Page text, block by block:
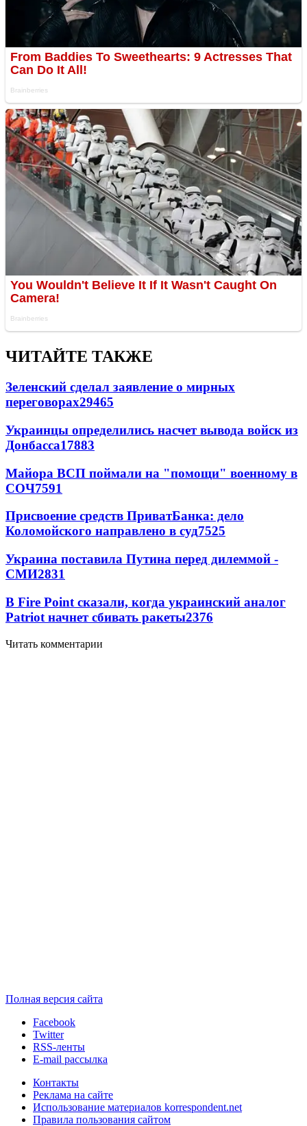
ЧИТАЙТЕ ТАКЖЕ
Зеленский сделал заявление о мирных
переговорах29465
Украинцы определились насчет вывода войск из
Донбасса17883
Майора ВСП поймали на "помощи" военному в
СОЧ7591
Присвоение средств ПриватБанка: дело
Коломойского направлено в суд7525
Украина поставила Путина перед дилеммой -
СМИ2831
В Fire Point сказали, когда украинский аналог
Patriot начнет сбивать ракеты2376
Читать комментарии
Полная версия сайта
Facebook
Twitter
RSS-ленты
E-mail рассылка
Контакты
Реклама на сайте
Использование материалов korrespondent.net
Правила пользования сайтом